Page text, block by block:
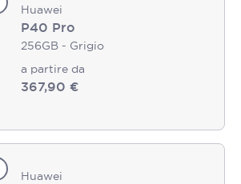
Huawei
P40 Pro
256GB - Grigio
a partire da
367,90 €
Huawei